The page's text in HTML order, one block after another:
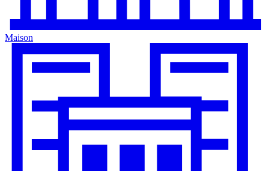
Maison